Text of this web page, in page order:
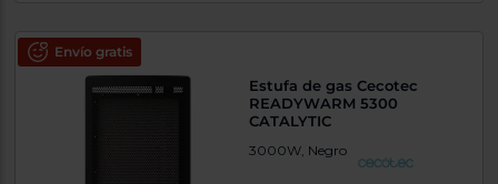
Envío gratis
Estufa de gas Cecotec
READYWARM 5300
CATALYTIC
3000W, Negro